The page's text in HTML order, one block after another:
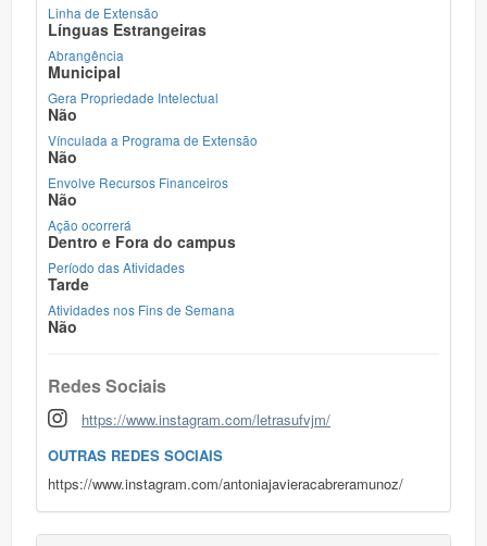
Linha de Extensão
Línguas Estrangeiras
Abrangência
Municipal
Gera Propriedade Intelectual
Não
Vínculada a Programa de Extensão
Não
Envolve Recursos Financeiros
Não
Ação ocorrerá
Dentro e Fora do campus
Período das Atividades
Tarde
Atividades nos Fins de Semana
Não
Redes Sociais
https://www.instagram.com/letrasufvjm/
OUTRAS REDES SOCIAIS
https://www.instagram.com/antoniajavieracabreramunoz/